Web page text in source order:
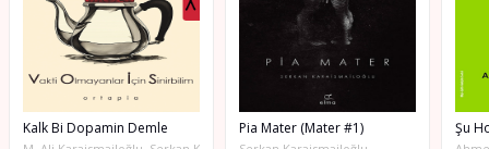
Kalk Bi Dopamin Demle Pia Mater (Mater #1)